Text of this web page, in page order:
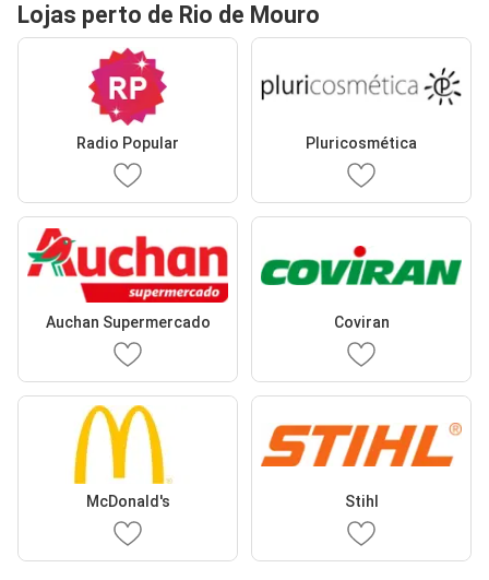
Lojas perto de Rio de Mouro
Radio Popular Pluricosmética
Auchan Supermercado Coviran
McDonald's Stihl